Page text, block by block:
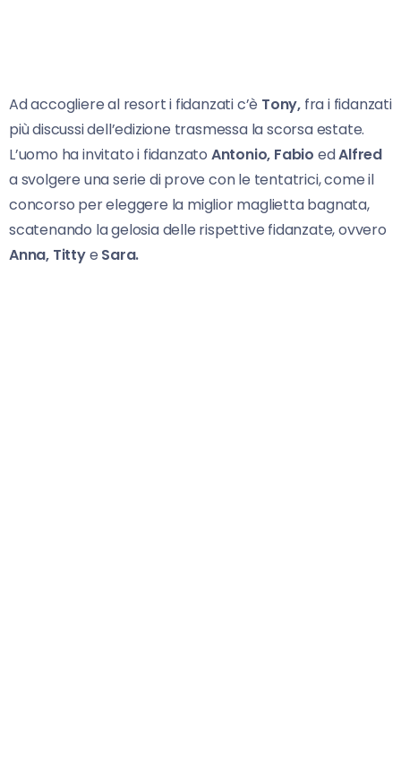
Ad accogliere al resort i fidanzati c’è Tony, fra i fidanzati
più discussi dell’edizione trasmessa la scorsa estate.
L’uomo ha invitato i fidanzato Antonio, Fabio edAlfred
a svolgere una serie di prove con le tentatrici, come il
concorso per eleggere la miglior maglietta bagnata,
scatenando la gelosia delle rispettive fidanzate, ovvero
Anna, Tittye Sara.